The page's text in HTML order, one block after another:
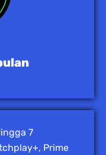
7
Prime